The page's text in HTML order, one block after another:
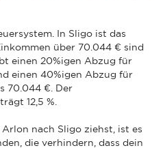
In Sligo ist das
über 70.044 € sind
einen 20%igen Abzug für
einen 40%igen Abzug für
70.044 €. Der
12,5 %.
nach Sligo ziehst, ist es
die verhindern, dass dein